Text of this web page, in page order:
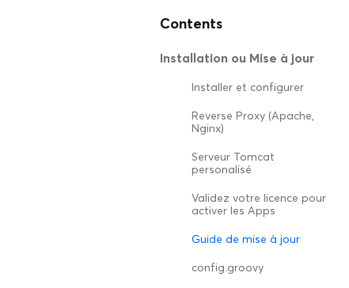
Contents
Installation ou Mise à jour
Installer et configurer
Reverse Proxy (Apache,
Nginx)
Serveur Tomcat
personalisé
Validez votre licence pour
activer les Apps
Guide de mise à jour
config.groovy